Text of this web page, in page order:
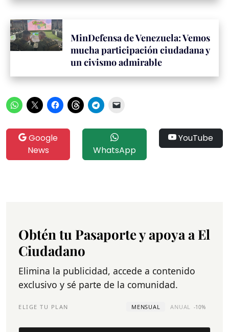
MinDefensa de Venezuela: Vemos
mucha participación ciudadana y
un civismo admirable
Google
News
WhatsApp
YouTube
Obtén tu Pasaporte y apoya a El
Ciudadano
Elimina la publicidad, accede a contenido
exclusivo y sé parte de la comunidad.
ELIGE TU PLAN MENSUAL ANUAL -10%